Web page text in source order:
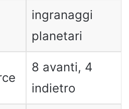
ingranaggi
planetari
8 avanti, 4
indietro